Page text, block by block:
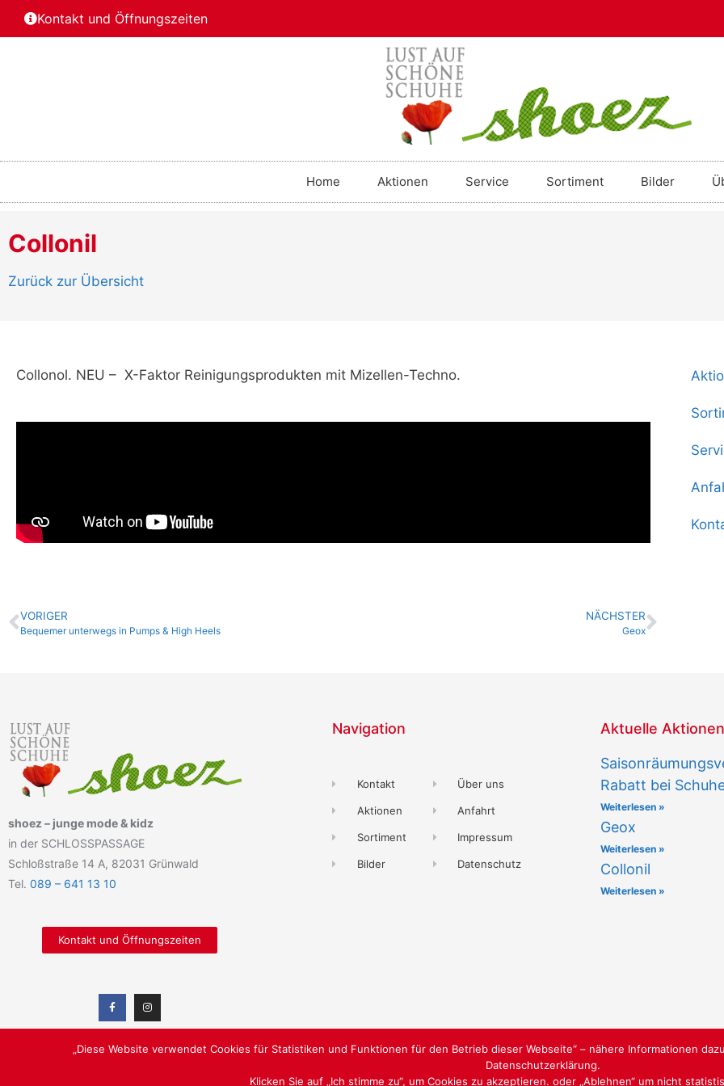
Kontakt und Öffnungszeiten
Home Aktionen Service Sortiment Bilder
Collonil
Zurück zur Übersicht
Collonol. NEU – X-Faktor Reinigungsprodukten mit Mizellen-Techno.
VORIGER
Bequemer unterwegs in Pumps & High Heels
NÄCHSTER
Geox
shoez – junge mode & kidz
in der SCHLOSSPASSAGE
Schloßstraße 14 A, 82031 Grünwald
Tel. 089 – 641 13 10
Kontakt und Öffnungszeiten
Navigation
Kontakt
Aktionen
Sortiment
Bilder
Über uns
Anfahrt
Impressum
Datenschutz
Aktuelle Aktionen
Rabatt bei
Weiterlesen »
Geox
Weiterlesen »
Collonil
Weiterlesen »
„Diese Website verwendet Cookies für Statistiken und Funktionen für den Betrieb dieser Webseite“ – nähere Informationen
Datenschutzerklärung.
Klicken Sie auf „Ich stimme zu“, um Cookies zu akzeptieren. oder „Ablehnen“ um nicht